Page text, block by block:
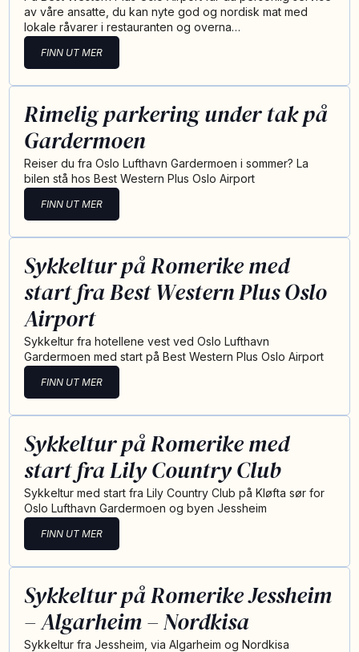
av våre ansatte, du kan nyte god og nordisk mat med
lokale råvarer i restauranten og overna…
FINN UT MER
Rimelig parkering under tak på
Gardermoen
Reiser du fra Oslo Lufthavn Gardermoen i sommer? La
bilen stå hos Best Western Plus Oslo Airport
FINN UT MER
Sykkeltur på Romerike med
start fra Best Western Plus Oslo
Airport
Sykkeltur fra hotellene vest ved Oslo Lufthavn
Gardermoen med start på Best Western Plus Oslo Airport
FINN UT MER
Sykkeltur på Romerike med
start fra Lily Country Club
Sykkeltur med start fra Lily Country Club på Kløfta sør for
Oslo Lufthavn Gardermoen og byen Jessheim
FINN UT MER
Sykkeltur på Romerike Jessheim
– Algarheim – Nordkisa
Sykkeltur fra Jessheim, via Algarheim og Nordkisa